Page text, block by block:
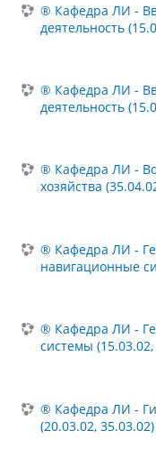
® Кафедра ЛИ -
деятельность
® Кафедра ЛИ -
деятельность
® Кафедра ЛИ -
хозяйства
® Кафедра ЛИ -
навигационные
® Кафедра ЛИ -
системы
® Кафедра ЛИ -
(20.03.02,